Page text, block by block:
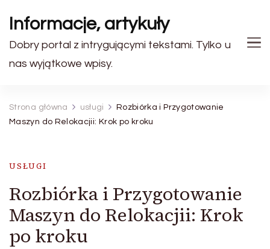
Informacje, artykuły
Dobry portal z intrygującymi tekstami. Tylko u
nas wyjątkowe wpisy.
Strona główna usługi
Rozbiórka i Przygotowanie
Maszyn do Relokacjii: Krok po kroku
USŁUGI
Rozbiórka i Przygotowanie
Maszyn do Relokacjii: Krok
po kroku